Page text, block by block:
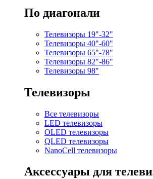
По диагонали
Телевизоры 19"-32"
Телевизоры 40"-60"
Телевизоры 65"-78"
Телевизоры 82"-86"
Телевизоры 98"
Телевизоры
Все телевизоры
LED телевизоры
OLED телевизоры
QLED телевизоры
NanoCell телевизоры
Аксессуары для